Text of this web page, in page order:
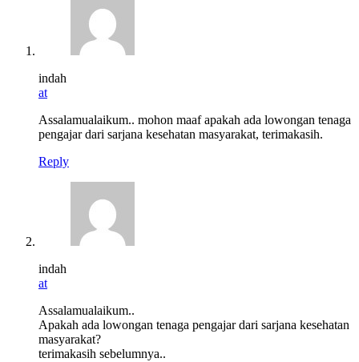
indah
at
Assalamualaikum.. mohon maaf apakah ada lowongan tenaga
pengajar dari sarjana kesehatan masyarakat, terimakasih.
Reply
indah
at
Assalamualaikum..
Apakah ada lowongan tenaga pengajar dari sarjana kesehatan
masyarakat?
terimakasih sebelumnya..